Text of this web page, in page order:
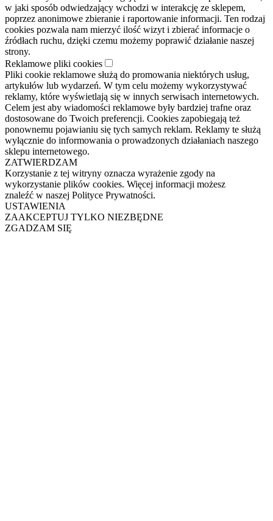
w jaki sposób odwiedzający wchodzi w interakcję ze sklepem,
poprzez anonimowe zbieranie i raportowanie informacji. Ten rodzaj
cookies pozwala nam mierzyć ilość wizyt i zbierać informacje o
źródłach ruchu, dzięki czemu możemy poprawić działanie naszej
strony.
Reklamowe pliki cookies
Pliki cookie reklamowe służą do promowania niektórych usług,
artykułów lub wydarzeń. W tym celu możemy wykorzystywać
reklamy, które wyświetlają się w innych serwisach internetowych.
Celem jest aby wiadomości reklamowe były bardziej trafne oraz
dostosowane do Twoich preferencji. Cookies zapobiegają też
ponownemu pojawianiu się tych samych reklam. Reklamy te służą
wyłącznie do informowania o prowadzonych działaniach naszego
sklepu internetowego.
ZATWIERDZAM
Korzystanie z tej witryny oznacza wyrażenie zgody na
wykorzystanie plików cookies. Więcej informacji możesz
znaleźć w naszej Polityce Prywatności.
USTAWIENIA
ZAAKCEPTUJ TYLKO NIEZBĘDNE
ZGADZAM SIĘ